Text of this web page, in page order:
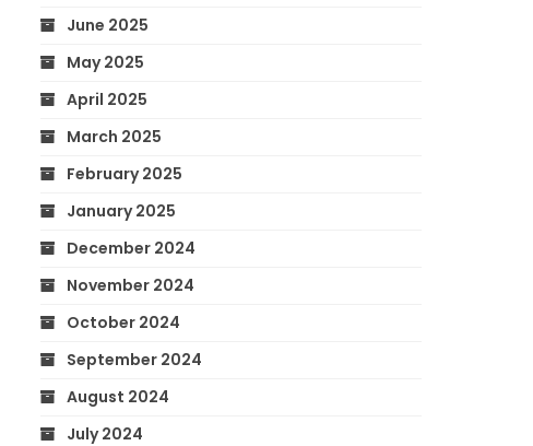
June 2025
May 2025
April 2025
March 2025
February 2025
January 2025
December 2024
November 2024
October 2024
September 2024
August 2024
July 2024